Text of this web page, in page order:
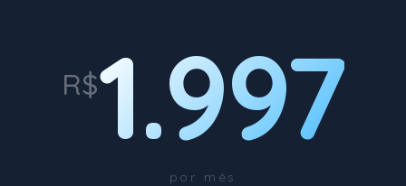
R$1.997
por mês